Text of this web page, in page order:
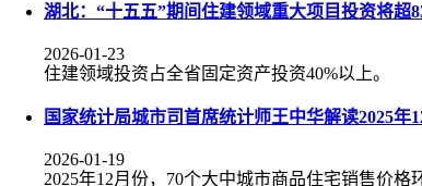
湖北：“十五五”期间住建领域重大项目投资将超
2026-01-23
住建领域投资占全省固定资产投资40%以上。
国家统计局城市司首席统计师王中华解读2025
2026-01-19
2025年12月份，70个大中城市商品住宅销售价格